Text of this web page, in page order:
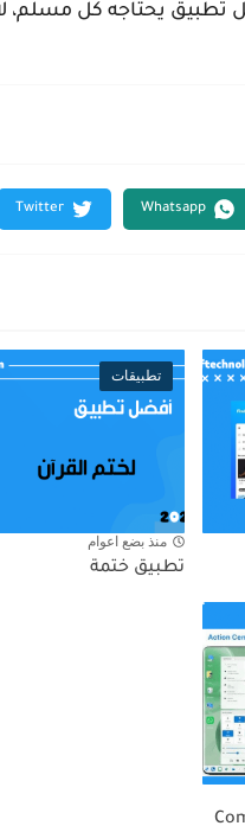
تطبيق يحتاجه كل مسلم،
تطبيقات
منذ بضع اعوام
تطبيق ختمة